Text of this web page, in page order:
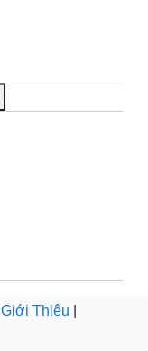
Giới Thiệu